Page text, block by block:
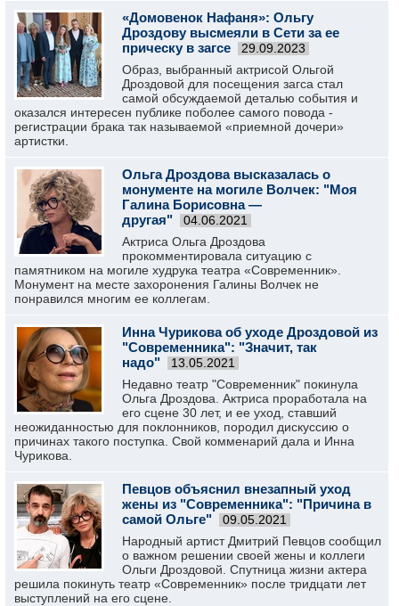
«Домовенок Нафаня»: Ольгу
Дроздову высмеяли в Сети за ее
прическу в загсе
29.09.2023
Образ, выбранный актрисой Ольгой
Дроздовой для посещения загса стал
самой обсуждаемой деталью события и
оказался интересен публике поболее самого повода -
регистрации брака так называемой «приемной дочери»
артистки.
Ольга Дроздова высказалась о
монументе на могиле Волчек: "Моя
Галина Борисовна —
другая"
04.06.2021
Актриса Ольга Дроздова
прокомментировала ситуацию с
памятником на могиле худрука театра «Современник».
Монумент на месте захоронения Галины Волчек не
понравился многим ее коллегам.
Инна Чурикова об уходе Дроздовой из
"Современника": "Значит, так
надо"
13.05.2021
Недавно театр "Современник" покинула
Ольга Дроздова. Актриса проработала на
его сцене 30 лет, и ее уход, ставший
неожиданностью для поклонников, породил дискуссию о
причинах такого поступка. Свой комменарий дала и Инна
Чурикова.
Певцов объяснил внезапный уход
жены из "Современника": "Причина в
самой Ольге"
09.05.2021
Народный артист Дмитрий Певцов сообщил
о важном решении своей жены и коллеги
Ольги Дроздовой. Спутница жизни актера
решила покинуть театр «Современник» после тридцати лет
выступлений на его сцене.